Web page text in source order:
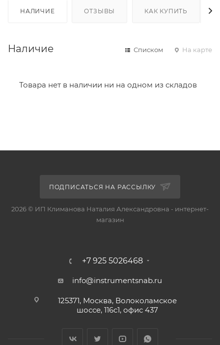
НАЛИЧИЕ ОТЗЫВЫ КАК КУПИТЬ
Наличие Списком На карте
Товара нет в наличии ни на одном из складов
ПОДПИСАТЬСЯ НА РАССЫЛКУ
2026 © ИП Климанова Наталия Александровна - интернет-
магазин
+7 925 5026468
info@instrumentsnab.ru
125371, Москва, Волоколамское
шоссе, 116с1, офис 437